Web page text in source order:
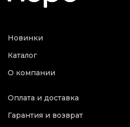
Новинки
Каталог
О компании
Оплата и доставка
Гарантия и возврат